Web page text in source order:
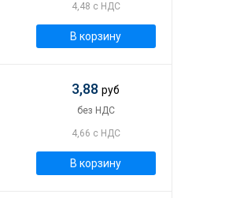
4,48 с НДС
В корзину
3,88руб
без НДС
4,66 с НДС
В корзину